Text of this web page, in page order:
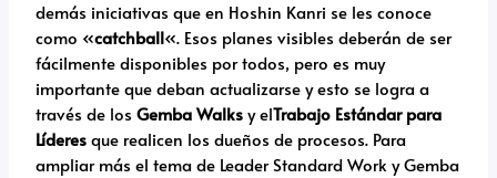
demás iniciativas que en Hoshin Kanri se les conoce
como «catchball«. Esos planes visibles deberán de ser
fácilmente disponibles por todos, pero es muy
importante que deban actualizarse y esto se logra a
través de losGemba Walksy elTrabajo Estándar para
Líderes que realicen los dueños de procesos. Para
ampliar más el tema de Leader Standard Work y Gemba